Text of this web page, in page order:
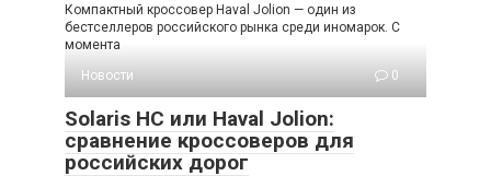
Компактный кроссовер Haval Jolion — один из
бестселлеров российского рынка среди иномарок. С
момента
Новости
0
Solaris HC или Haval Jolion:
сравнение кроссоверов для
российских дорог